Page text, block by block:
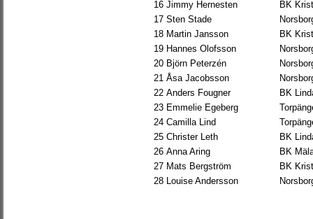
16 Jimmy Hernesten
BK
17 Sten Stade
18 Martin Jansson
BK
19 Hannes Olofsson
20 Björn Peterzén
21 Åsa Jacobsson
22 Anders Fougner
BK
23 Emmelie Egeberg
24 Camilla Lind
25 Christer Leth
BK
26 Anna Aring
BK
27 Mats Bergström
BK
28 Louise Andersson